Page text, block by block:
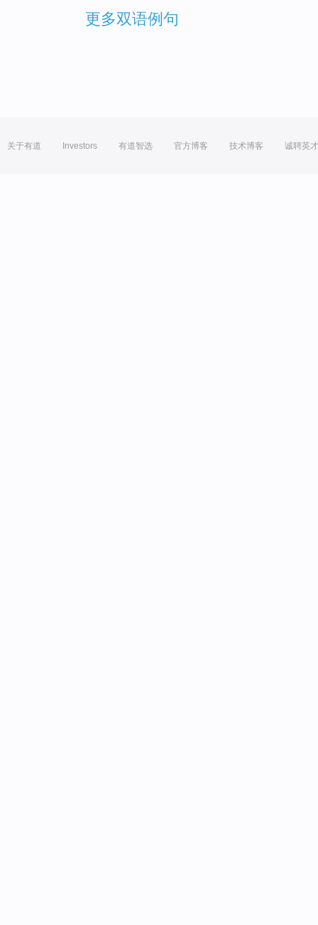
更多双语例句
关于有道 Investors 有道智选 官方博客 技术博客 诚聘英才